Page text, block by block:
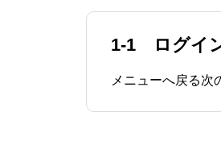
1-1 ログイ
メニューへ戻る次